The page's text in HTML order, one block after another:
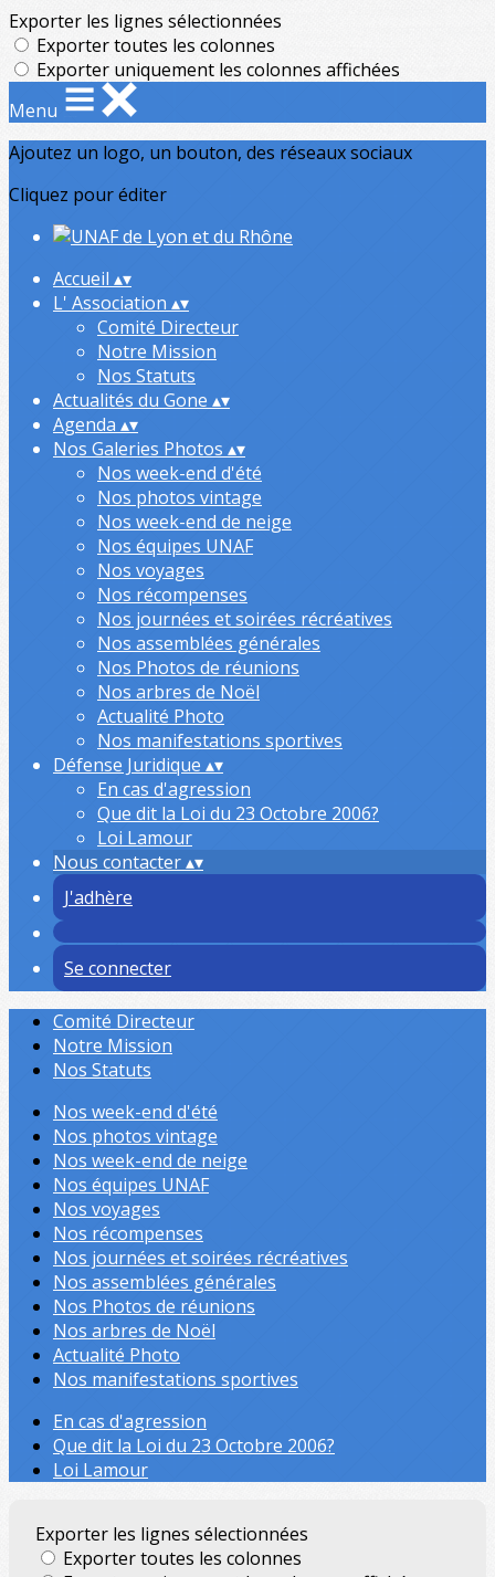
Exporter les lignes sélectionnées
Exporter toutes les colonnes
Exporter uniquement les colonnes affichées
Menu
Ajoutez un logo, un bouton, des réseaux sociaux
Cliquez pour éditer
Accueil ▴▾
L' Association ▴▾
Comité Directeur
Notre Mission
Nos Statuts
Actualités du Gone ▴▾
Agenda ▴▾
Nos Galeries Photos ▴▾
Nos week-end d'été
Nos photos vintage
Nos week-end de neige
Nos équipes UNAF
Nos voyages
Nos récompenses
Nos journées et soirées récréatives
Nos assemblées générales
Nos Photos de réunions
Nos arbres de Noël
Actualité Photo
Nos manifestations sportives
Défense Juridique ▴▾
En cas d'agression
Que dit la Loi du 23 Octobre 2006?
Loi Lamour
Nous contacter▴▾
J'adhère
Se connecter
Comité Directeur
Notre Mission
Nos Statuts
Nos week-end d'été
Nos photos vintage
Nos week-end de neige
Nos équipes UNAF
Nos voyages
Nos récompenses
Nos journées et soirées récréatives
Nos assemblées générales
Nos Photos de réunions
Nos arbres de Noël
Actualité Photo
Nos manifestations sportives
En cas d'agression
Que dit la Loi du 23 Octobre 2006?
Loi Lamour